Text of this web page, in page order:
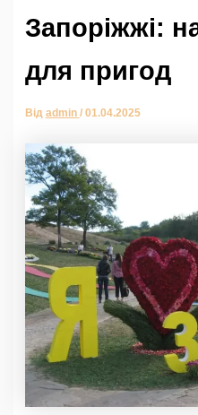
Запоріжжі:
для пригод
Від admin / 01.04.2025